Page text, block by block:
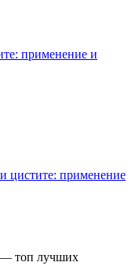
применение и
цистите: применение